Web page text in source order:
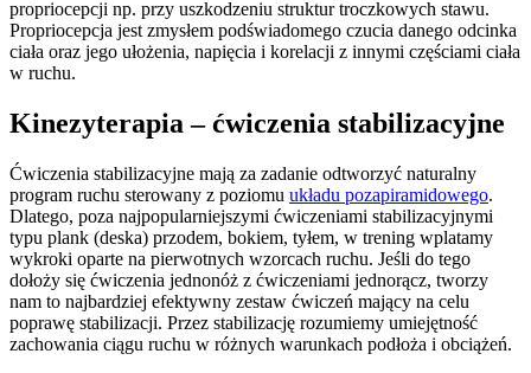
propriocepcji np. przy uszkodzeniu struktur troczkowych stawu.
Propriocepcja jest zmysłem podświadomego czucia danego odcinka
ciała oraz jego ułożenia, napięcia i korelacji z innymi częściami ciała
w ruchu.
Kinezyterapia – ćwiczenia stabilizacyjne
Ćwiczenia stabilizacyjne mają za zadanie odtworzyć naturalny
program ruchu sterowany z poziomu układu pozapiramidowego.
Dlatego, poza najpopularniejszymi ćwiczeniami stabilizacyjnymi
typu plank (deska) przodem, bokiem, tyłem, w trening wplatamy
wykroki oparte na pierwotnych wzorcach ruchu. Jeśli do tego
dołoży się ćwiczenia jednonóż z ćwiczeniami jednorącz, tworzy
nam to najbardziej efektywny zestaw ćwiczeń mający na celu
poprawę stabilizacji. Przez stabilizację rozumiemy umiejętność
zachowania ciągu ruchu w różnych warunkach podłoża i obciążeń.